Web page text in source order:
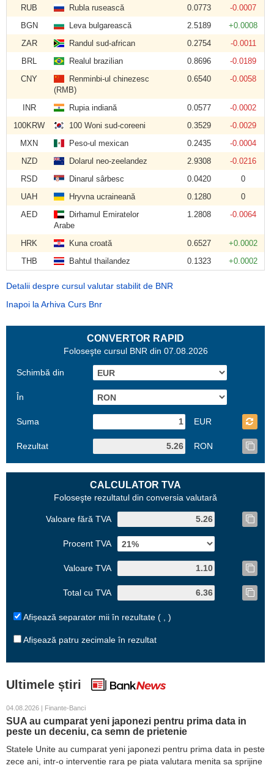
RUB
Rubla rusească 0.0773
-0.0007
BGN
Leva bulgarească 2.5189
+0.0008
ZAR
Randul sud-african 0.2754
-0.0011
BRL
Realul brazilian 0.8696
-0.0189
CNY
Renminbi-ul chinezesc
(RMB)
0.6540 -0.0058
INR Rupia indiană 0.0577
-0.0002
100KRW
100 Woni sud-coreeni 0.3529
-0.0029
MXN
Peso-ul mexican 0.2435
-0.0004
NZD
Dolarul neo-zeelandez 2.9308
-0.0216
RSD
Dinarul sârbesc 0.0420
0
UAH
Hryvna ucraineană 0.1280
0
AED
Dirhamul Emiratelor
Arabe
1.2808 -0.0064
HRK Kuna croată 0.6527
+0.0002
THB
Bahtul thailandez 0.1323 +0.0002
Detalii despre cursul valutar stabilit de BNR
Inapoi la Arhiva Curs Bnr
CONVERTOR RAPID
Foloseşte cursul BNR din 07.08.2026
Schimbă din
În
Suma EUR
Rezultat RON
CALCULATOR TVA
Foloseşte rezultatul din conversia valutară
Valoare fără TVA
Procent TVA
Valoare TVA
Total cu TVA
Afișează separator mii în rezultate ( , )
Afișează patru zecimale în rezultat
Ultimele știri
04.08.2026 | Finante-Banci
SUA au cumparat yeni japonezi pentru prima data in
peste un deceniu, ca semn de prietenie
Statele Unite au cumparat yeni japonezi pentru prima data in peste
zece ani, intr-o interventie rara pe piata valutara menita sa sprijine